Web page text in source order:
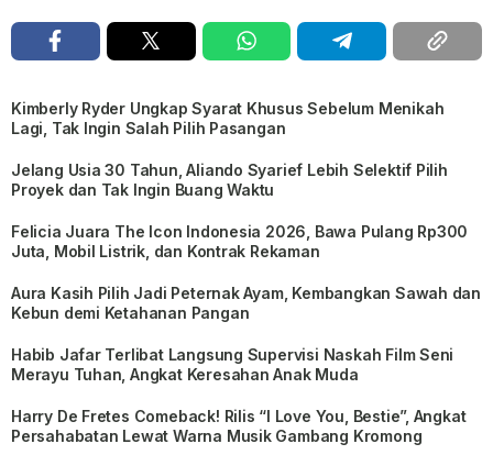
Kimberly Ryder Ungkap Syarat Khusus Sebelum Menikah
Lagi, Tak Ingin Salah Pilih Pasangan
Jelang Usia 30 Tahun, Aliando Syarief Lebih Selektif Pilih
Proyek dan Tak Ingin Buang Waktu
Felicia Juara The Icon Indonesia 2026, Bawa Pulang Rp300
Juta, Mobil Listrik, dan Kontrak Rekaman
Aura Kasih Pilih Jadi Peternak Ayam, Kembangkan Sawah dan
Kebun demi Ketahanan Pangan
Habib Jafar Terlibat Langsung Supervisi Naskah Film Seni
Merayu Tuhan, Angkat Keresahan Anak Muda
Harry De Fretes Comeback! Rilis “I Love You, Bestie”, Angkat
Persahabatan Lewat Warna Musik Gambang Kromong